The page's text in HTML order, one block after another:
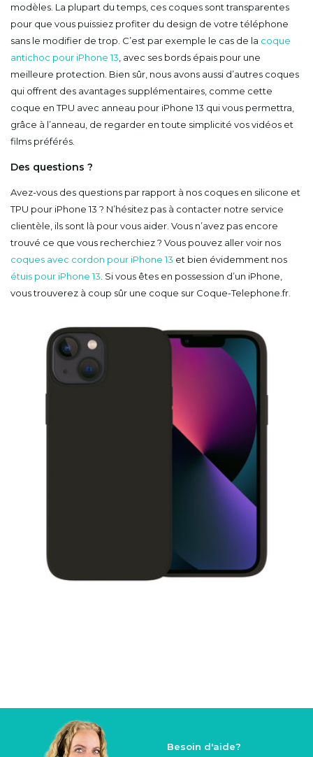
modèles. La plupart du temps, ces coques sont transparentes
pour que vous puissiez profiter du design de votre téléphone
sans le modifier de trop. C’est par exemple le cas de la coque
antichoc pour iPhone 13, avec ses bords épais pour une
meilleure protection. Bien sûr, nous avons aussi d’autres coques
qui offrent des avantages supplémentaires, comme cette
coque en TPU avec anneau pour iPhone 13 qui vous permettra,
grâce à l’anneau, de regarder en toute simplicité vos vidéos et
films préférés.
Des questions ?
Avez-vous des questions par rapport à nos coques en silicone et
TPU pour iPhone 13 ? N’hésitez pas à contacter notre service
clientèle, ils sont là pour vous aider. Vous n’avez pas encore
trouvé ce que vous recherchiez ? Vous pouvez aller voir nos
coques avec cordon pour iPhone 13 et bien évidemment nos
étuis pour iPhone 13. Si vous êtes en possession d’un iPhone,
vous trouverez à coup sûr une coque sur Coque-Telephone.fr.
Besoin d'aide?